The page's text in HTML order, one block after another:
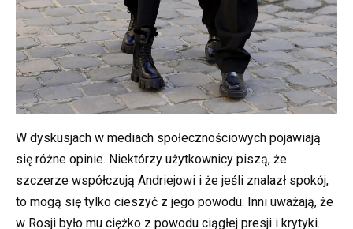
W dyskusjach w mediach społecznościowych pojawiają
się różne opinie. Niektórzy użytkownicy piszą, że
szczerze współczują Andriejowi i że jeśli znalazł spokój,
to mogą się tylko cieszyć z jego powodu. Inni uważają, że
w Rosji było mu ciężko z powodu ciągłej presji i krytyki.